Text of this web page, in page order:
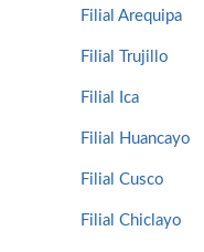
Filial Arequipa
Filial Trujillo
Filial Ica
Filial Huancayo
Filial Cusco
Filial Chiclayo